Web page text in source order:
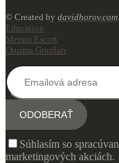
© Created by davidhorov.com
Education
Mersin Escort
Oturma Grupları
Súhlasím so
marketingových akciách.